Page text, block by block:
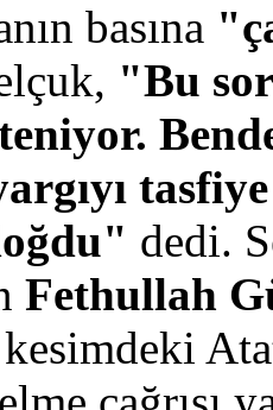
basına
"Bu
dedi.
Fethullah